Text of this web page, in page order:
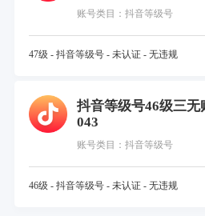
账号类目：抖音等级号
47级 - 抖音等级号 - 未认证 - 无违规
抖音等级号46级三无
043
账号类目：抖音等级号
46级 - 抖音等级号 - 未认证 - 无违规